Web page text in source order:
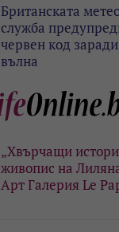
Британската
служба
червен код
вълна
„Хвърчащи
живопис на
Арт Галерия Le